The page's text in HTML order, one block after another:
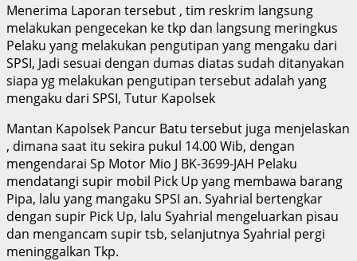
Menerima Laporan tersebut , tim reskrim langsung
melakukan pengecekan ke tkp dan langsung meringkus
Pelaku yang melakukan pengutipan yang mengaku dari
SPSI, Jadi sesuai dengan dumas diatas sudah ditanyakan
siapa yg melakukan pengutipan tersebut adalah yang
mengaku dari SPSI, Tutur Kapolsek
Mantan Kapolsek Pancur Batu tersebut juga menjelaskan
, dimana saat itu sekira pukul 14.00 Wib, dengan
mengendarai Sp Motor Mio J BK-3699-JAH Pelaku
mendatangi supir mobil Pick Up yang membawa barang
Pipa, lalu yang mangaku SPSI an. Syahrial bertengkar
dengan supir Pick Up, lalu Syahrial mengeluarkan pisau
dan mengancam supir tsb, selanjutnya Syahrial pergi
meninggalkan Tkp.